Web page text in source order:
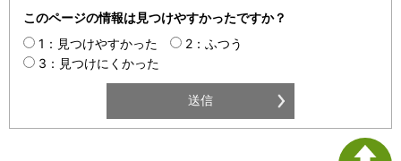
このページの情報は見つけやすかったですか？
1：見つけやすかった
2：ふつう
3：見つけにくかった